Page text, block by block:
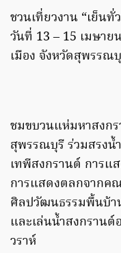
ชวนเที่ยวงาน “เย็น
วันที่ 13 – 15 เมษา
เมือง จังหวัดสุพรรณ
ชมขบวนแห่มหาสงกร
สุพรรณบุรี ร่วมสรงน้
เทพีสงกรานต์ การ
การแสดงตลกจากค
ศิลปวัฒนธรรมพื้นบ้า
และเล่นน้ำสงกราน
วราห์